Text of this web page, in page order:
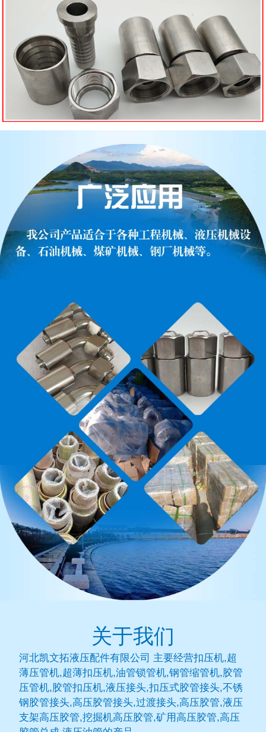
关于我们
河北凯文拓液压配件有限公司 主要经营扣压机,超
薄压管机,超薄扣压机,油管锁管机,钢管缩管机,胶管
压管机,胶管扣压机,液压接头,扣压式胶管接头,不锈
钢胶管接头,高压胶管接头,过渡接头,高压胶管,液压
支架高压胶管,挖掘机高压胶管,矿用高压胶管,高压